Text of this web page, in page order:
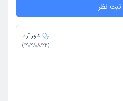
ثبت نظر
کاربر آزاد
(
1404/08/22
)